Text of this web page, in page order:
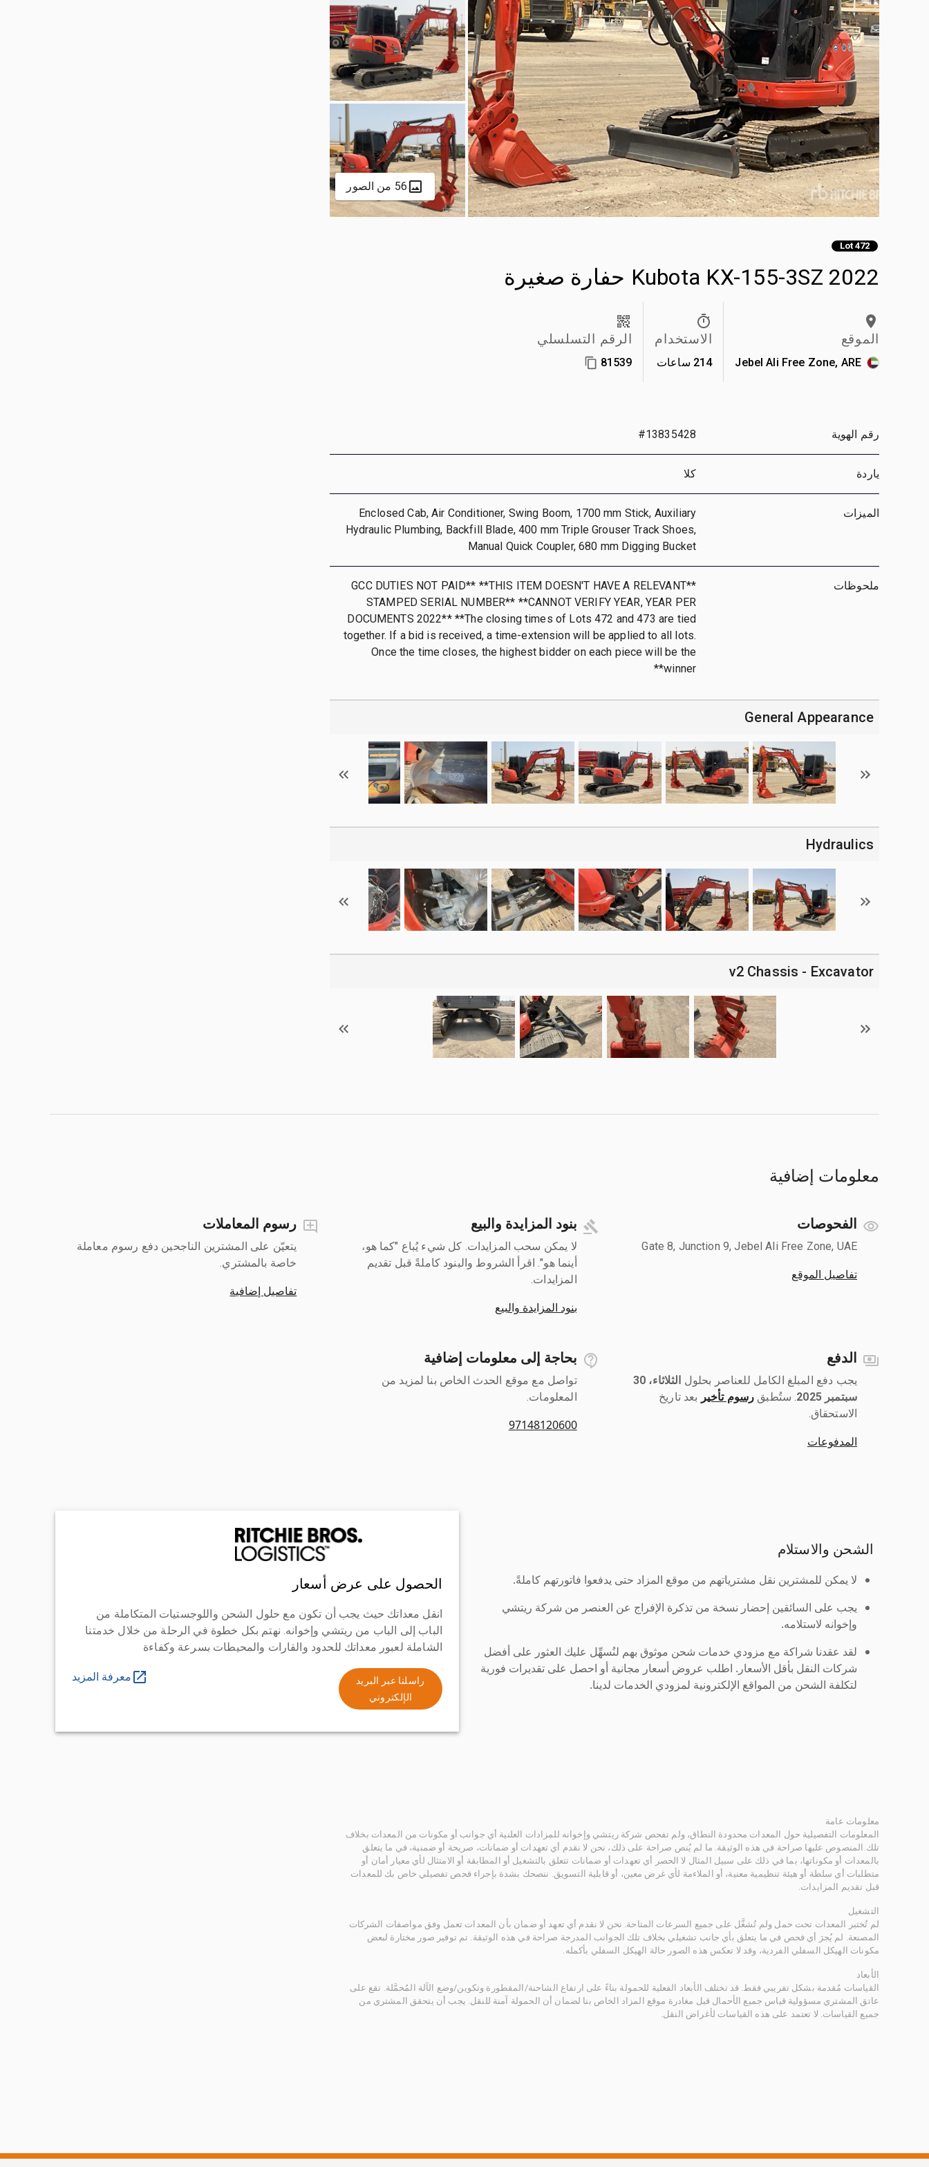
56 من الصور
Lot 472
2022 Kubota KX-155-3SZ حفارة صغيرة
الموقع
Jebel Ali Free Zone, ARE
الاستخدام
214 ساعات
الرقم التسلسلي
81539
رقم الهوية #13835428
ياردة كلا
الميزات
Enclosed Cab, Air Conditioner, Swing Boom, 1700 mm Stick, Auxiliary
Hydraulic Plumbing, Backfill Blade, 400 mm Triple Grouser Track Shoes,
Manual Quick Coupler, 680 mm Digging Bucket
ملحوظات
**GCC DUTIES NOT PAID** **THIS ITEM DOESN'T HAVE A RELEVANT
STAMPED SERIAL NUMBER** **CANNOT VERIFY YEAR, YEAR PER
DOCUMENTS 2022** **The closing times of Lots 472 and 473 are tied
together. If a bid is received, a time-extension will be applied to all lots.
Once the time closes, the highest bidder on each piece will be the
winner**
General Appearance
Hydraulics
v2 Chassis - Excavator
معلومات إضافية
الفحوصات
Gate 8, Junction 9, Jebel Ali Free Zone, UAE
تفاصيل الموقع
بنود المزايدة والبيع
لا يمكن سحب المزايدات. كل شيء يُباع "كما هو،
أينما هو". اقرأ الشروط والبنود كاملةً قبل تقديم
المزايدات.
بنود المزايدة والبيع
رسوم المعاملات
يتعيّن على المشترين الناجحين دفع رسوم معاملة
خاصة بالمشتري.
تفاصيل إضافية
الدفع
يجب دفع المبلغ الكامل للعناصر بحلول ‎
الثلاثاء، 30
سبتمبر 2025
‎. ستُطبق رسوم تأخير بعد تاريخ
الاستحقاق.
المدفوعات
بحاجة إلى معلومات إضافية
تواصل مع موقع الحدث الخاص بنا لمزيد من
المعلومات.
97148120600
الشحن والاستلام
لا يمكن للمشترين نقل مشترياتهم من موقع المزاد حتى يدفعوا فاتورتهم كاملةً.
يجب على السائقين إحضار نسخة من تذكرة الإفراج عن العنصر من شركة ريتشي
وإخوانه لاستلامه.
لقد عقدنا شراكة مع مزودي خدمات شحن موثوق بهم لنُسهِّل عليك العثور على أفضل
شركات النقل بأقل الأسعار. اطلب عروض أسعار مجانية أو احصل على تقديرات فورية
لتكلفة الشحن من المواقع الإلكترونية لمزودي الخدمات لدينا.
الحصول على عرض أسعار
انقل معداتك حيث يجب أن تكون مع حلول الشحن واللوجستيات المتكاملة من
الباب إلى الباب من ريتشي وإخوانه. نهتم بكل خطوة في الرحلة من خلال خدمتنا
الشاملة لعبور معداتك للحدود والقارات والمحيطات بسرعة وكفاءة
راسلنا عبر البريد
الإلكتروني
معرفة المزيد
معلومات عامة
المعلومات التفصيلية حول المعدات محدودة النطاق، ولم تفحص شركة ريتشي وإخوانه للمزادات العلنية أي جوانب أو مكونات من المعدات بخلاف
تلك المنصوص عليها صراحة في هذه الوثيقة. ما لم يُنص صراحة على ذلك، نحن لا نقدم أي تعهدات أو ضمانات، صريحة أو ضمنية، في ما يتعلق
بالمعدات أو مكوناتها، بما في ذلك على سبيل المثال لا الحصر أي تعهدات أو ضمانات تتعلق بالتشغيل أو المطابقة أو الامتثال لأي معيار أمان أو
متطلبات أي سلطة أو هيئة تنظيمية معنية، أو الملاءمة لأي غرض معين، أو قابلية التسويق. ننصحك بشدة بإجراء فحص تفصيلي خاص بك للمعدات
قبل تقديم المزايدات.
التشغيل
لم تُختبر المعدات تحت حمل ولم تُشغَّل على جميع السرعات المتاحة. نحن لا نقدم أي تعهد أو ضمان بأن المعدات تعمل وفق مواصفات الشركات
المصنعة. لم يُجرَ أي فحص في ما يتعلق بأي جانب تشغيلي بخلاف تلك الجوانب المدرجة صراحة في هذه الوثيقة. تم توفير صور مختارة لبعض
مكونات الهيكل السفلي الفردية، وقد لا تعكس هذه الصور حالة الهيكل السفلي بأكمله.
الأبعاد
القياسات مُقدمة بشكل تقريبي فقط. قد تختلف الأبعاد الفعلية للحمولة بناءً على ارتفاع الشاحنة/المقطورة وتكوين/وضع الآلة المُحمَّلة. تقع على
عاتق المشتري مسؤولية قياس جميع الأحمال قبل مغادرة موقع المزاد الخاص بنا لضمان أن الحمولة آمنة للنقل. يجب أن يتحقق المشتري من
جميع القياسات. لا تعتمد على هذه القياسات لأغراض النقل.